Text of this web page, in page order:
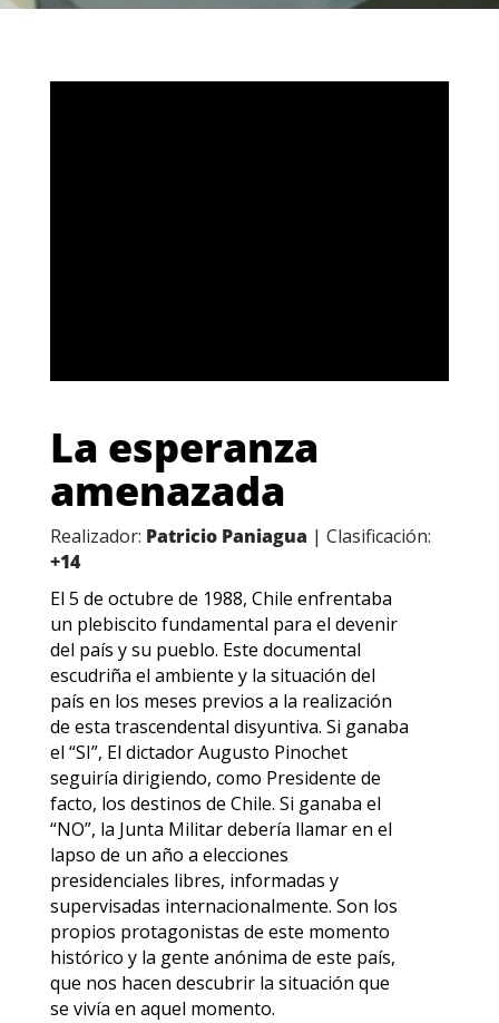
La esperanza
amenazada
Realizador: Patricio Paniagua | Clasificación:
+14
El 5 de octubre de 1988, Chile enfrentaba
un plebiscito fundamental para el devenir
del país y su pueblo. Este documental
escudriña el ambiente y la situación del
país en los meses previos a la realización
de esta trascendental disyuntiva. Si ganaba
el “SI”, El dictador Augusto Pinochet
seguiría dirigiendo, como Presidente de
facto, los destinos de Chile. Si ganaba el
“NO”, la Junta Militar debería llamar en el
lapso de un año a elecciones
presidenciales libres, informadas y
supervisadas internacionalmente. Son los
propios protagonistas de este momento
histórico y la gente anónima de este país,
que nos hacen descubrir la situación que
se vivía en aquel momento.